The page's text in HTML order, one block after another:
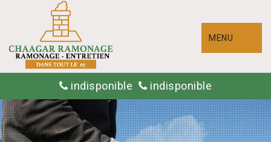
MENU
indisponible indisponible